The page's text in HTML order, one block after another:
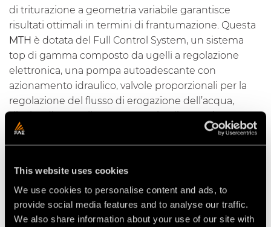
This website uses cookies
We use cookies to personalise content and ads, to
provide social media features and to analyse our traffic.
We also share information about your use of our site with
di triturazione a geometria variabile garantisce
risultati ottimali in termini di frantumazione. Questa
MTH è dotata del Full Control System, un sistema
top di gamma composto da ugelli a regolazione
elettronica, una pompa autoadescante con
azionamento idraulico, valvole proporzionali per la
regolazione del flusso di erogazione dell’acqua,
display di controllo per settaggi e diagnostica e stato
operativo della macchina.
Video Multifunzione per trattori